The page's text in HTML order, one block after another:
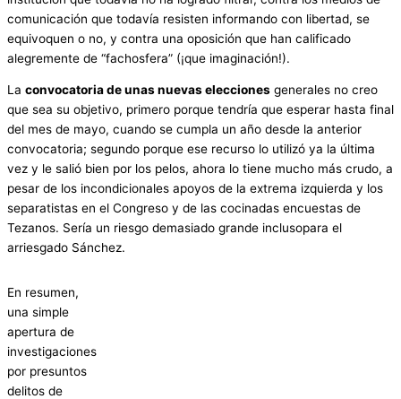
comunicación que todavía resisten informando con libertad, se
equivoquen o no, y contra una oposición que han calificado
alegremente de “fachosfera” (¡que imaginación!).
La convocatoria de unas nuevas elecciones generales no creo
que sea su objetivo, primero porque tendría que esperar hasta final
del mes de mayo, cuando se cumpla un año desde la anterior
convocatoria; segundo porque ese recurso lo utilizó ya la última
vez y le salió bien por los pelos, ahora lo tiene mucho más crudo, a
pesar de los incondicionales apoyos de la extrema izquierda y los
separatistas en el Congreso y de las cocinadas encuestas de
Tezanos. Sería un riesgo demasiado grande inclusopara el
arriesgado Sánchez.
En resumen,
una simple
apertura de
investigaciones
por presuntos
delitos de